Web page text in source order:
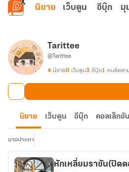
ข้ามไปยังเนื้อหาหลัก
นิยาย เว็บตูน อีบุ๊ก มุ
Tarittee
@Tarittee
4 นิยาย0 เว็บตูน3 อีบุ๊ก1 คนติดตา
นิยาย เว็บตูน อีบุ๊ก คอลเล็กชัน
นามปากกา
หักเหลี่ยมราชัน(ปิด